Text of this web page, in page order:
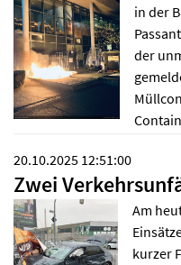
in der
der
20.10.2025 12:51:00
Zwei
Am
kurzer